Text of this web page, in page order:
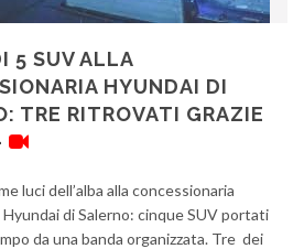
5 SUV ALLA
HYUNDAI DI
TRE RITROVATI GRAZIE
luci dell’alba alla concessionaria
di Salerno: cinque SUV portati
da una banda organizzata. Tre dei